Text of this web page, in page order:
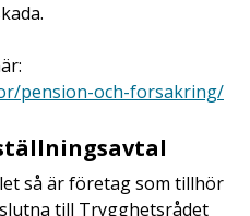
pension-och-forsakring/
så är företag som tillhör
till Trygghetsrådet